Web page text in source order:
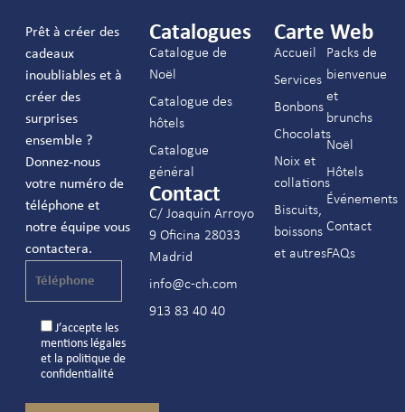
Prêt à créer des
cadeaux
inoubliables et à
créer des
surprises
ensemble ?
Donnez-nous
votre numéro de
téléphone et
notre équipe vous
contactera.
J’accepte les
mentions légales
et la politique de
confidentialité
Catalogues
Catalogue de
Noël
Catalogue des
hôtels
Catalogue
général
Contact
C/ Joaquín Arroyo
9 Oficina 28033
Madrid
info@c-ch.com
913 83 40 40
Carte Web
Accueil
Services
Bonbons
Chocolats
Noix et
collations
Biscuits,
boissons
et autres
Packs de
bienvenue
et
brunchs
Noël
Hôtels
Événements
Contact
FAQs